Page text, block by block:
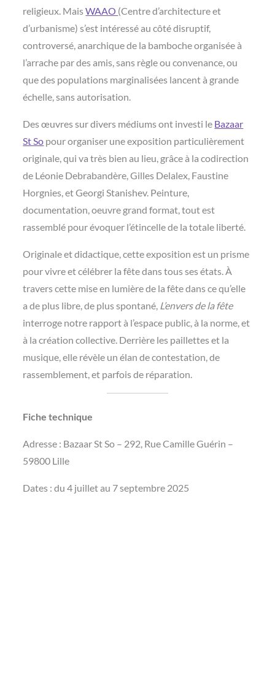
religieux. MaisWAAO (Centre d’architecture et
d’urbanisme) s’est intéressé au côté disruptif,
controversé, anarchique de la bamboche organisée à
l’arrache par des amis, sans règle ou convenance, ou
que des populations marginalisées lancent à grande
échelle, sans autorisation.
Des œuvres sur divers médiums ont investi le Bazaar
St So pour organiser une exposition particulièrement
originale, qui va très bien au lieu, grâce à la codirection
de Léonie Debrabandère, Gilles Delalex, Faustine
Horgnies, et Georgi Stanishev. Peinture,
documentation, oeuvre grand format, tout est
rassemblé pour évoquer l’étincelle de la totale liberté.
Originale et didactique, cette exposition est un prisme
pour vivre et célébrer la fête dans tous ses états. À
travers cette mise en lumière de la fête dans ce qu’elle
a de plus libre, de plus spontané, L’envers de la fête
interroge notre rapport à l’espace public, à la norme, et
à la création collective. Derrière les paillettes et la
musique, elle révèle un élan de contestation, de
rassemblement, et parfois de réparation.
Fiche technique
Adresse : Bazaar St So – 292, Rue Camille Guérin –
59800 Lille
Dates : du 4 juillet au 7 septembre 2025